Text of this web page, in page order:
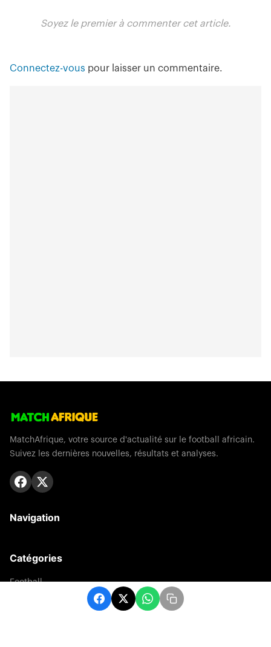
Soyez le premier à commenter cet article.
Connectez-vous pour laisser un commentaire.
MatchAfrique, votre source d'actualité sur le football africain.
Suivez les dernières nouvelles, résultats et analyses.
Navigation
Catégories
Football